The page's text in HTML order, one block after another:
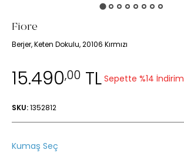
Fiore
Berjer, Keten Dokulu, 20106 Kırmızı
15.490,00 TL Sepette %14 İndirim
SKU:1352812
Kumaş Seç